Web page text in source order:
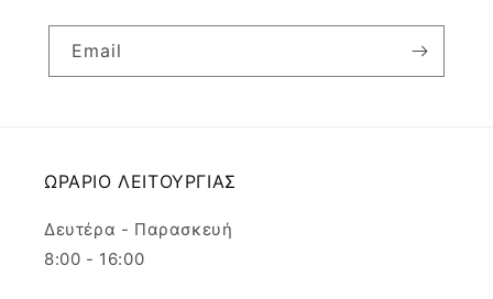
Email
ΩΡΑΡΙΟ ΛΕΙΤΟΥΡΓΙΑΣ
Δευτέρα - Παρασκευή
8:00 - 16:00